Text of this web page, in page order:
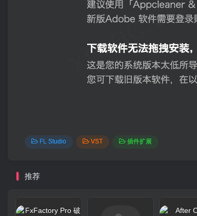
FL Studio VST 插件扩展
推荐